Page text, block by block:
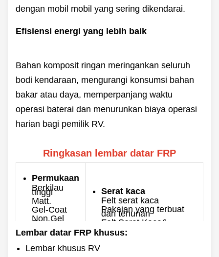
dengan mobil mobil yang sering dikendarai.
Efisiensi energi yang lebih baik
Bahan komposit ringan meringankan seluruh
bodi kendaraan, mengurangi konsumsi bahan
bakar atau daya, memperpanjang waktu
operasi baterai dan menurunkan biaya operasi
harian bagi pemilik RV.
Ringkasan lembar datar FRP
Permukaan
Berkilau
tinggi
Matt.
Gel-Coat
Non Gel
Coat
Warna
Disesuaikan
Serat kaca
Felt serat kaca
Pakaian yang terbuat
dari tenunan
Felt Serat Kaca&
Lembar datar FRP khusus:
Lembar khusus RV